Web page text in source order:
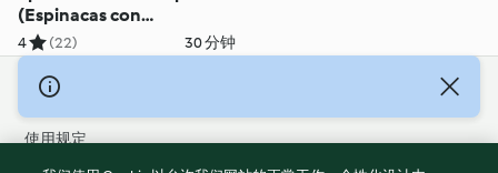
(Espinacas con
Garbanzos)
4 (22) 30 分钟
© 版权 2026
使用规定
隐私政策